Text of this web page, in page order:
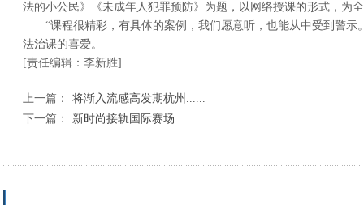
法的小公民》《未成年人犯罪预防》为题，以网络授课的形式，为
“课程很精彩，有具体的案例，我们愿意听，也能从中受到警示
法治课的喜爱。
[责任编辑：李新胜]
上一篇：
将渐入流感高发期杭州......
下一篇：
新时尚接轨国际赛场 ......